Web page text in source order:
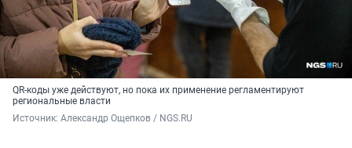
QR-коды уже действуют, но пока их применение регламентируют
региональные власти
Источник: Александр Ощепков / NGS.RU